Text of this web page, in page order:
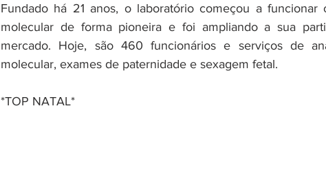
Fundado há 21 anos, o laboratório começou a
molecular de forma pioneira e foi ampliando a sua
mercado. Hoje, são 460 funcionários e serviços de
molecular, exames de paternidade e sexagem fetal.
*TOP NATAL*